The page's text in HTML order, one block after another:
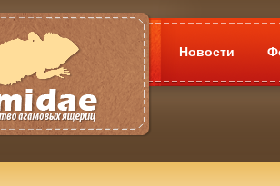
Новости